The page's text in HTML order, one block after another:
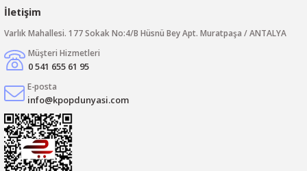
İletişim
Varlık Mahallesi. 177 Sokak No:4/B Hüsnü Bey Apt. Muratpaşa / ANTALYA
Müşteri Hizmetleri
0 541 655 61 95
E-posta
info@kpopdunyasi.com